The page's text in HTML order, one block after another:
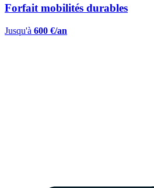
Forfait mobilités durables
Jusqu'à 600 €/an